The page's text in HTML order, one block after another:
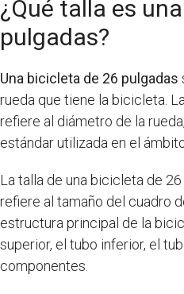
¿Qué talla es
pulgadas?
Una bicicleta de 26 pulgadas
rueda que tiene la bicicleta.
refiere al diámetro de la
estándar utilizada en el
La talla de una bicicleta de
refiere al tamaño del cuadro
estructura principal de la
superior, el tubo inferior, el
componentes.